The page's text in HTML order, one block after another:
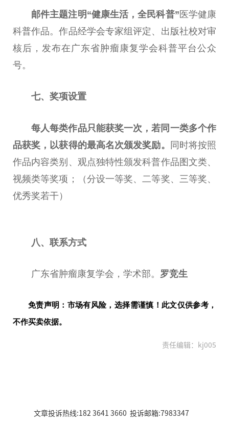
邮件主题注明 “健康生活，全民科普”医学健康
科普作品。作品经学会专家组评定、出版社校对审
核后，发布在广东省肿瘤康复学会科普平台公众
号。
七、奖项设置
每人每类作品只能获奖一次，若同一类多个作
品获奖，以获得的最高名次颁发奖励。
同时将按照
作品内容类别、观点独特性颁发科普作品图文类、
视频类等奖项；（分设一等奖、二等奖、三等奖、
优秀奖若干）
八、联系方式
广东省肿瘤康复学会，学术部。 罗竞生
免责声明：市场有风险，选择需谨慎！此文仅供参考，
不作买卖依据。
责任编辑：kj005
文章投诉热线:182 3641 3660 投诉邮箱:7983347